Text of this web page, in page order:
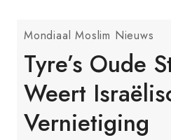
Mondiaal Moslim Nieuws
Tyre’s Oude
Weert
Vernietiging